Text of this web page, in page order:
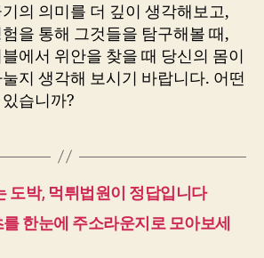
의 의미를 더 깊이 생각해보고,
을 통해 그것들을 탐구해볼 때,
에서 위안을 찾을 때 당신의 몸이
지 생각해 보시기 바랍니다. 어떤
습니까?
도박, 먹튀법원이 정답입니다
한눈에 주소라운지로 모아보세